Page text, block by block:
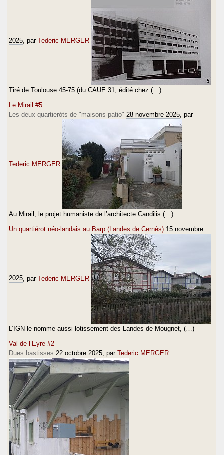
2025 , par Tederic MERGER
Tiré de Toulouse 45-75 (du CAUE 31, édité chez (…)
Le Mirail #5
Les deux quartieròts de "maisons-patio" 28 novembre 2025 , par
Tederic MERGER
Au Mirail, le projet humaniste de l’architecte Candilis (…)
Un quartiérot néo-landais au Barp (Landes de Cernès) 15 novembre
2025 , par Tederic MERGER
L’IGN le nomme aussi lotissement des Landes de Mougnet, (…)
Val de l’Eyre #2
Dues bastisses 22 octobre 2025 , par Tederic MERGER